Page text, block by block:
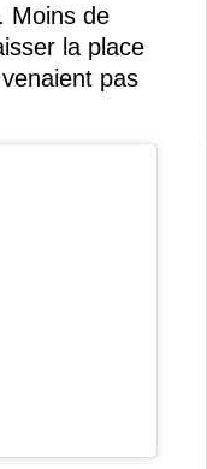
Moins de
la place
pas